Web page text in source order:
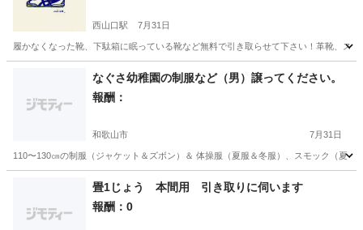
西山口駅 7月31日
履かなくなった靴、下駄箱に眠っている靴など無料で引き取らせて下さい！革靴、ス
紀の川市 西山口駅 買いたい/ください
なぐさ幼稚園の制服など（男）譲ってください。
報酬：
和歌山市 7月31日
110〜130㎝の制服（ジャケット＆ズボン）＆ 体操服（夏服＆冬服）、スモック（夏
和歌山市 買いたい/ください
畳1じょう 本間用 引き取りに伺います
報酬：0